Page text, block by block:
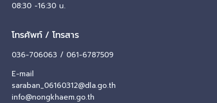
08:30 -16:30 น.
โทรศัพท์ / โทรสาร
036-706063 / 061-6787509
E-mail
saraban_06160312@dla.go.th
info@nongkhaem.go.th